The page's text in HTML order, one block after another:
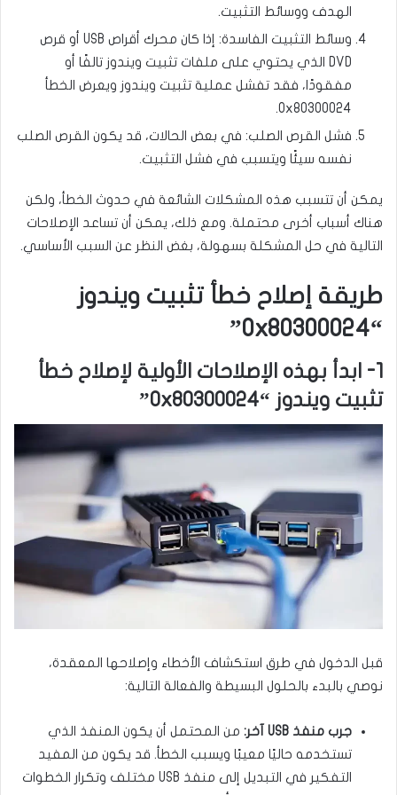
الهدف ووسائط التثبيت.
وسائط التثبيت الفاسدة: إذا كان محرك أقراص USB أو قرص
DVD الذي يحتوي على ملفات تثبيت ويندوز تالفًا أو
مفقودًا، فقد تفشل عملية تثبيت ويندوز ويعرض الخطأ
0x80300024.
فشل القرص الصلب: في بعض الحالات، قد يكون القرص الصلب
نفسه سيئًا ويتسبب في فشل التثبيت.
يمكن أن تتسبب هذه المشكلات الشائعة في حدوث الخطأ، ولكن
هناك أسباب أخرى محتملة. ومع ذلك، يمكن أن تساعد الإصلاحات
التالية في حل المشكلة بسهولة، بغض النظر عن السبب الأساسي.
طريقة إصلاح خطأ تثبيت ويندوز
“0x80300024”
1- ابدأ بهذه الإصلاحات الأولية لإصلاح خطأ
تثبيت ويندوز “0x80300024”
قبل الدخول في طرق استكشاف الأخطاء وإصلاحها المعقدة،
نوصي بالبدء بالحلول البسيطة والفعالة التالية:
جرب منفذ USB آخر:
من المحتمل أن يكون المنفذ الذي
تستخدمه حاليًا معيبًا ويسبب الخطأ. قد يكون من المفيد
التفكير في التبديل إلى منفذ USB مختلف وتكرار الخطوات